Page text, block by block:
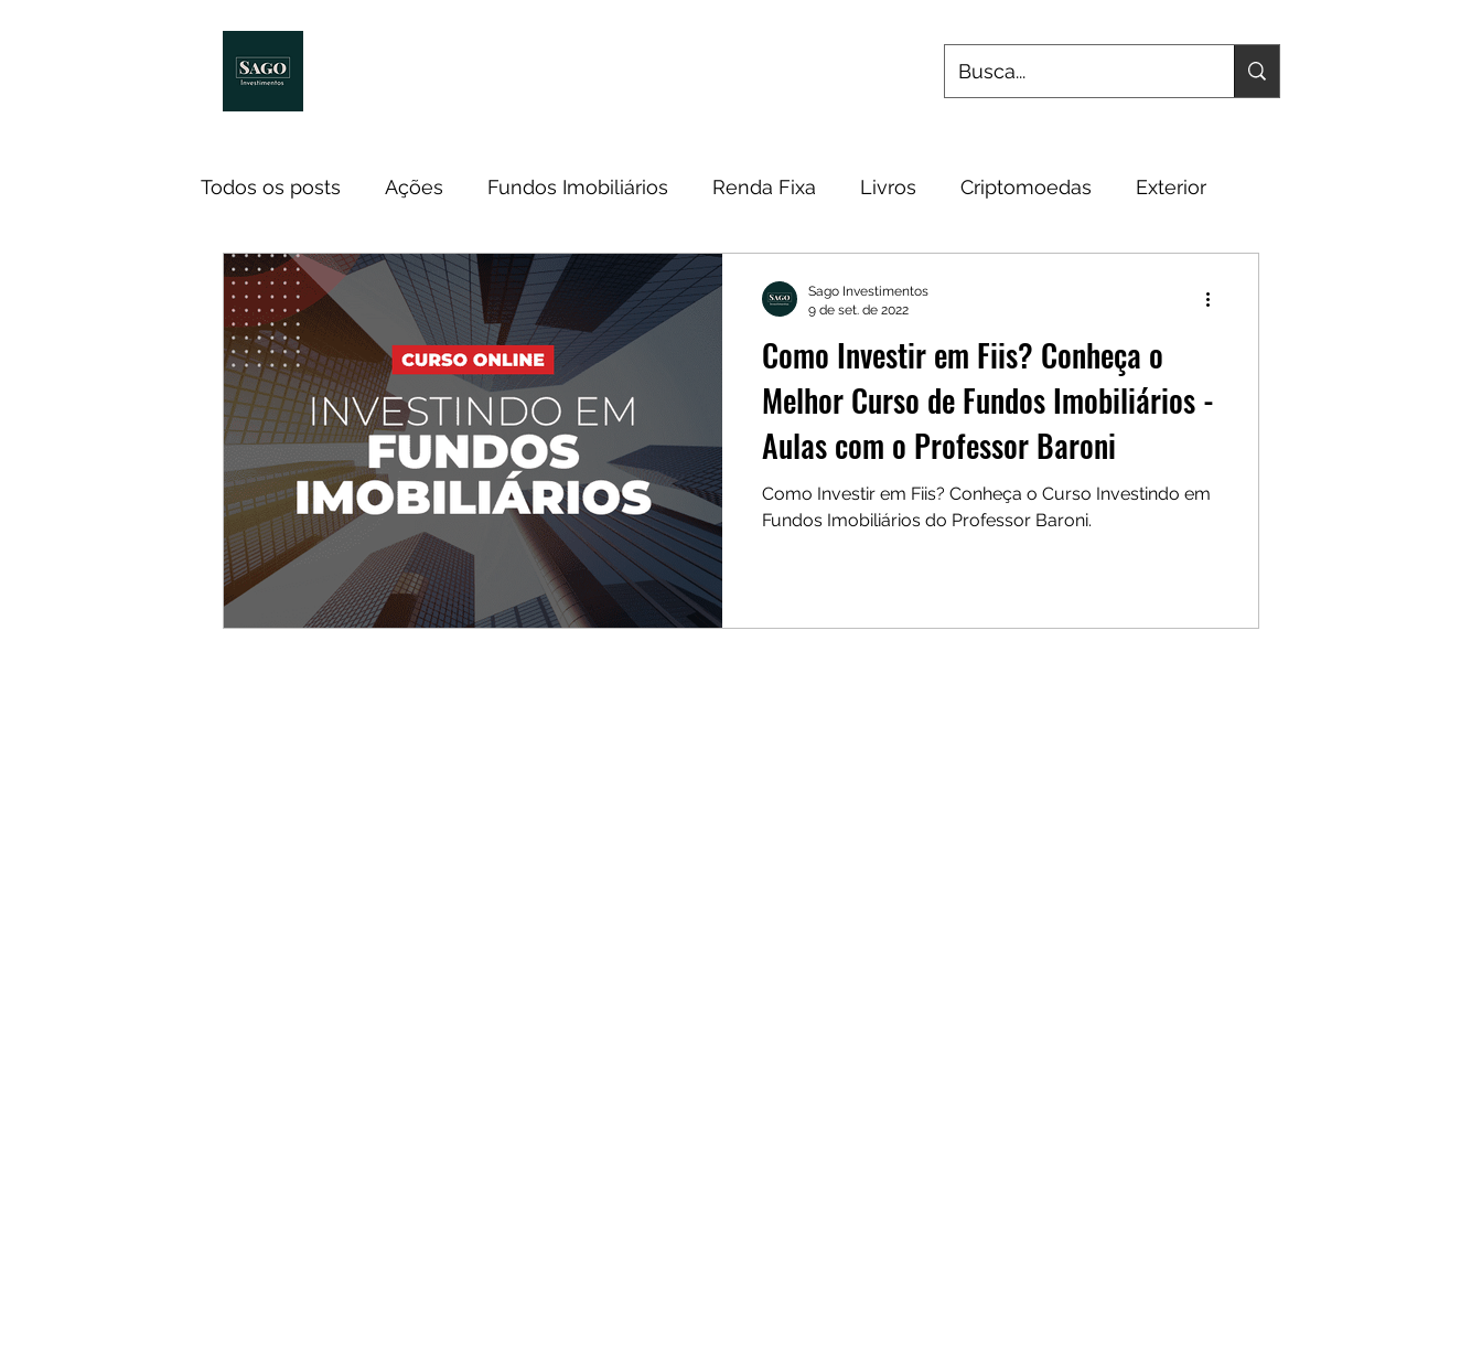
Todos os posts Ações Fundos Imobiliários Renda Fixa Livros Criptomoedas Exterior
Notícias ETF Economia Metais Preciosos
Investidores Cursos Frases Carteira Bitcoin
Como Investir em Fiis? Conheça o
Melhor Curso de Fundos Imobiliários -
Aulas com o Professor Baroni
Como Investir em Fiis? Conheça o Curso Investindo em
Fundos Imobiliários do Professor Baroni.
Sago Investimentos
9 de set. de 2022